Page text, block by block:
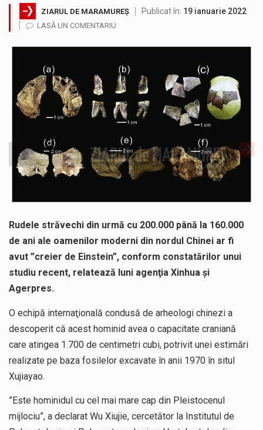
Noile statii de călători, achizitionate la preț de garsonieră per bucată, dezamăgesc total cetățenii care folosesc mijloacele de transport în…
Pompierii militari si un echipaj SMURD au intervenit in aceasta dimineata la degajarea unei persoane care a fost găsită spânzurată…
Proiectul pentru reconstrucția definitivă a podului peste râul Săsar din Baia Mare avansează într-o nouă etapă concretă. După asigurarea finanțării…
ZIARUL DE MARAMUREȘ Publicat în: 19 ianuarie 2022
LASĂ UN COMENTARIU
Rudele străvechi din urmă cu 200.000 până la 160.000
de ani ale oamenilor moderni din nordul Chinei ar fi
avut ”creier de Einstein”, conform constatărilor unui
studiu recent, relatează luni agenţia Xinhua și
Agerpres.
O echipă internaţională condusă de arheologi chinezi a
descoperit că acest hominid avea o capacitate craniană
care atingea 1.700 de centimetri cubi, potrivit unei estimări
realizate pe baza fosilelor excavate în anii 1970 în situl
Xujiayao.
”Este hominidul cu cel mai mare cap din Pleistocenul
mijlociu”, a declarat Wu Xiujie, cercetător la Institutul de